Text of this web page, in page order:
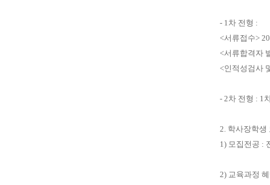
- 1 차 전형 :
<서류접수>
<서류합격자
<인적성검사
- 2차 전형 : 1
2. 학사장학생
1) 모집전공 :
2) 교육과정